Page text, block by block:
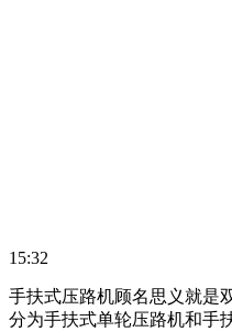
15:32
手扶式压路机顾名思义就是
分为手扶式单轮压路机和手